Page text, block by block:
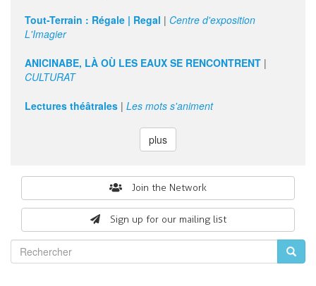
Tout-Terrain : Régale | Regal | Centre d'exposition
L'Imagier
ANICINABE, LÀ OÙ LES EAUX SE RENCONTRENT |
CULTURAT
Lectures théâtrales | Les mots s'animent
plus
Join the Network
Sign up for our mailing list
form